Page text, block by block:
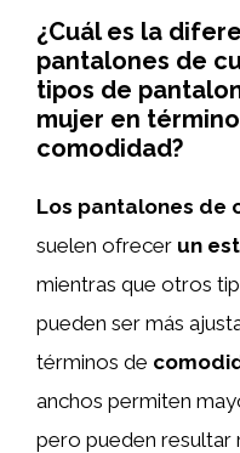
¿Cuál es la
pantalones de
tipos de
mujer en
comodidad?
Los pantalones de
suelen ofrecer un
mientras que otros
pueden ser más
términos de
anchos permiten
pero pueden